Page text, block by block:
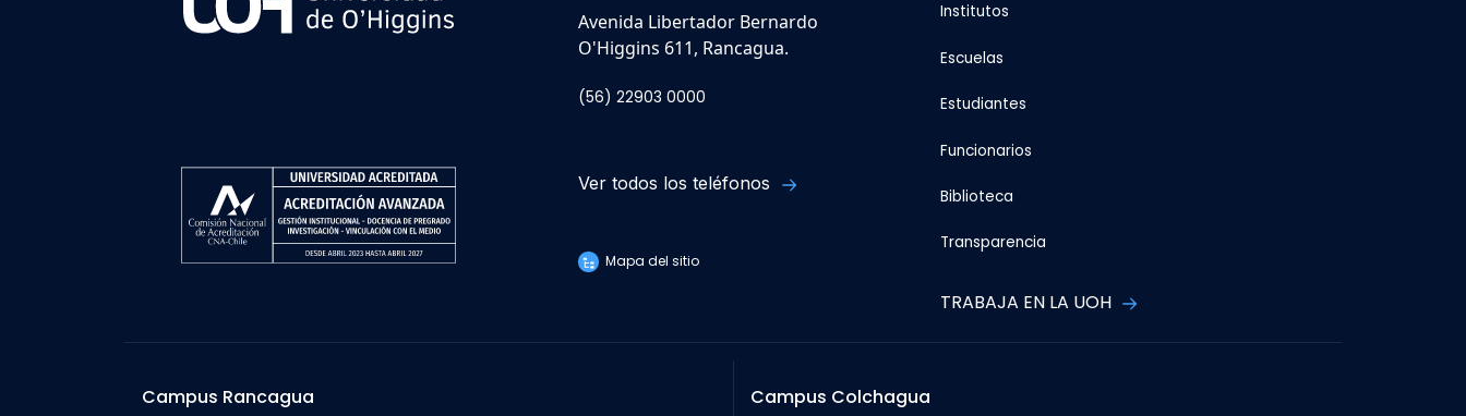
Avenida Libertador Bernardo
O'Higgins 611, Rancagua.
(56) 22903 0000
Ver todos los teléfonos
Mapa del sitio
Institutos
Escuelas
Estudiantes
Funcionarios
Biblioteca
Transparencia
TRABAJA EN LA UOH
Campus Rancagua Campus Colchagua